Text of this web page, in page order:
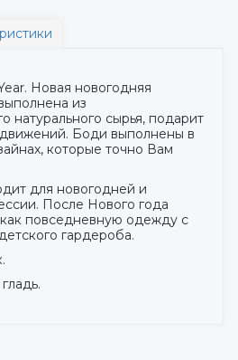
Новая новогодняя
из
натурального сырья, подарит
Боди выполнены в
которые точно Вам
для новогодней и
После Нового года
повседневную одежду с
гардероба.